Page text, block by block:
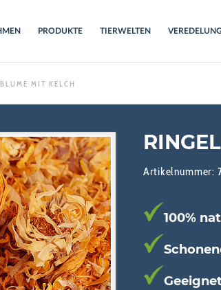
PRODUKTE TIERWELTEN
MIT KELCH
Artikelnummer:
100%